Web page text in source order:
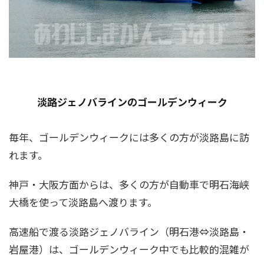
淡路ジェノバラインのゴールデンウィーク
毎年、ゴールデンウィークには多くの方が淡路島に訪
れます。
神戸・大阪方面からは、多くの方が自動車で明石海峡
大橋を使って淡路島へ渡ります。
高速船で渡る淡路ジェノバライン（明石港⇔淡路島・
岩屋港）は、ゴールデンウィーク中でも比較的混雑が